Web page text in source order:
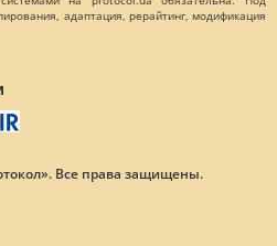
адаптация, рерайтинг, модификация
Все права защищены.